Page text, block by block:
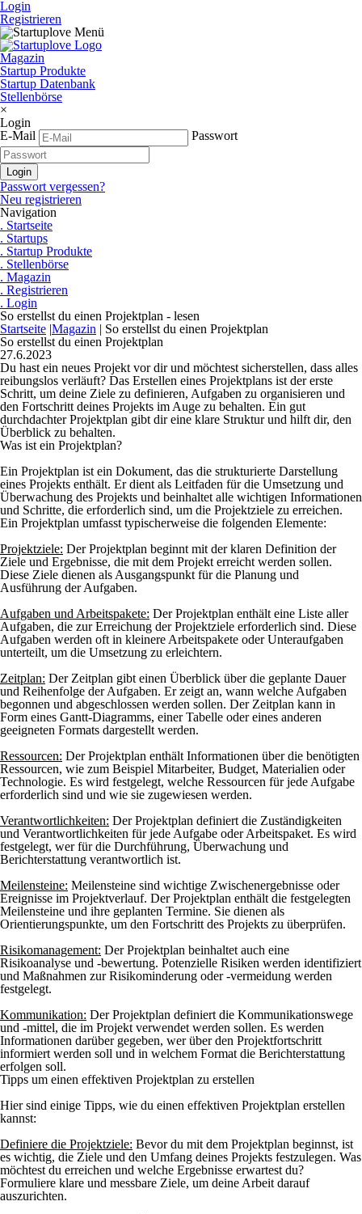
Login
Registrieren
Magazin
Startup Produkte
Startup Datenbank
Stellenbörse
×
Login
E-Mail
Passwort
Passwort vergessen?
Neu registrieren
Navigation
. Startseite
. Startups
. Startup Produkte
. Stellenbörse
. Magazin
. Registrieren
. Login
So erstellst du einen Projektplan - lesen
Startseite |Magazin | So erstellst du einen Projektplan
So erstellst du einen Projektplan
27.6.2023
Du hast ein neues Projekt vor dir und möchtest sicherstellen, dass alles
reibungslos verläuft? Das Erstellen eines Projektplans ist der erste
Schritt, um deine Ziele zu definieren, Aufgaben zu organisieren und
den Fortschritt deines Projekts im Auge zu behalten. Ein gut
durchdachter Projektplan gibt dir eine klare Struktur und hilft dir, den
Überblick zu behalten.
Was ist ein Projektplan?
Ein Projektplan ist ein Dokument, das die strukturierte Darstellung
eines Projekts enthält. Er dient als Leitfaden für die Umsetzung und
Überwachung des Projekts und beinhaltet alle wichtigen Informationen
und Schritte, die erforderlich sind, um die Projektziele zu erreichen.
Ein Projektplan umfasst typischerweise die folgenden Elemente:
Projektziele: Der Projektplan beginnt mit der klaren Definition der
Ziele und Ergebnisse, die mit dem Projekt erreicht werden sollen.
Diese Ziele dienen als Ausgangspunkt für die Planung und
Ausführung der Aufgaben.
Aufgaben und Arbeitspakete: Der Projektplan enthält eine Liste aller
Aufgaben, die zur Erreichung der Projektziele erforderlich sind. Diese
Aufgaben werden oft in kleinere Arbeitspakete oder Unteraufgaben
unterteilt, um die Umsetzung zu erleichtern.
Zeitplan: Der Zeitplan gibt einen Überblick über die geplante Dauer
und Reihenfolge der Aufgaben. Er zeigt an, wann welche Aufgaben
begonnen und abgeschlossen werden sollen. Der Zeitplan kann in
Form eines Gantt-Diagramms, einer Tabelle oder eines anderen
geeigneten Formats dargestellt werden.
Ressourcen: Der Projektplan enthält Informationen über die benötigten
Ressourcen, wie zum Beispiel Mitarbeiter, Budget, Materialien oder
Technologie. Es wird festgelegt, welche Ressourcen für jede Aufgabe
erforderlich sind und wie sie zugewiesen werden.
Verantwortlichkeiten: Der Projektplan definiert die Zuständigkeiten
und Verantwortlichkeiten für jede Aufgabe oder Arbeitspaket. Es wird
festgelegt, wer für die Durchführung, Überwachung und
Berichterstattung verantwortlich ist.
Meilensteine: Meilensteine sind wichtige Zwischenergebnisse oder
Ereignisse im Projektverlauf. Der Projektplan enthält die festgelegten
Meilensteine und ihre geplanten Termine. Sie dienen als
Orientierungspunkte, um den Fortschritt des Projekts zu überprüfen.
Risikomanagement: Der Projektplan beinhaltet auch eine
Risikoanalyse und -bewertung. Potenzielle Risiken werden identifiziert
und Maßnahmen zur Risikominderung oder -vermeidung werden
festgelegt.
Kommunikation: Der Projektplan definiert die Kommunikationswege
und -mittel, die im Projekt verwendet werden sollen. Es werden
Informationen darüber gegeben, wer über den Projektfortschritt
informiert werden soll und in welchem Format die Berichterstattung
erfolgen soll.
Tipps um einen effektiven Projektplan zu erstellen
Hier sind einige Tipps, wie du einen effektiven Projektplan erstellen
kannst:
Definiere die Projektziele: Bevor du mit dem Projektplan beginnst, ist
es wichtig, die Ziele und den Umfang deines Projekts festzulegen. Was
möchtest du erreichen und welche Ergebnisse erwartest du?
Formuliere klare und messbare Ziele, um deine Arbeit darauf
auszurichten.